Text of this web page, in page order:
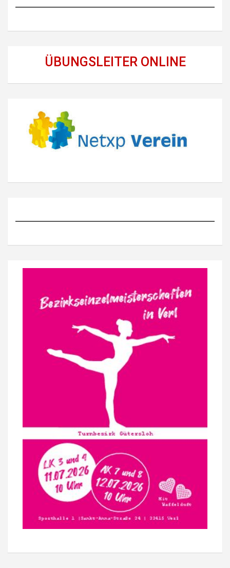
ÜBUNGSLEITER ONLINE